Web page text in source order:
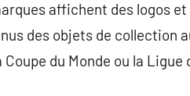
affichent des logos
des objets de collection
du Monde ou la Ligue